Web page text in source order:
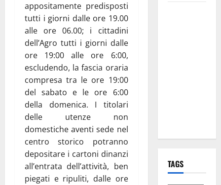
appositamente predisposti
tutti i giorni dalle ore 19.00
alle ore 06.00; i cittadini
dell’Agro tutti i giorni dalle
ore 19:00 alle ore 6:00,
escludendo, la fascia oraria
compresa tra le ore 19:00
del sabato e le ore 6:00
della domenica. I titolari
delle utenze non
domestiche aventi sede nel
centro storico potranno
depositare i cartoni dinanzi
all’entrata dell’attività, ben
piegati e ripuliti, dalle ore
TAGS